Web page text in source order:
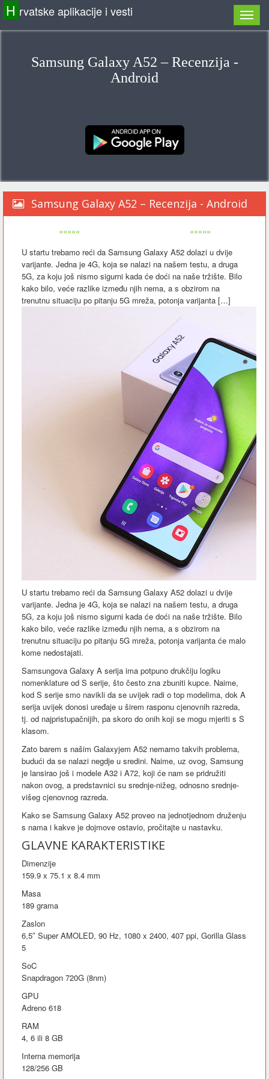
H rvatske aplikacije i vesti
Samsung Galaxy A52 – Recenzija -
Android
Samsung Galaxy A52 – Recenzija - Android
«««««
»»»»»
U startu trebamo reći da Samsung Galaxy A52 dolazi u dvije
varijante. Jedna je 4G, koja se nalazi na našem testu, a druga
5G, za koju još nismo sigurni kada će doći na naše tržište. Bilo
kako bilo, veće razlike između njih nema, a s obzirom na
trenutnu situaciju po pitanju 5G mreža, potonja varijanta […]
U startu trebamo reći da Samsung Galaxy A52 dolazi u dvije
varijante. Jedna je 4G, koja se nalazi na našem testu, a druga
5G, za koju još nismo sigurni kada će doći na naše tržište. Bilo
kako bilo, veće razlike između njih nema, a s obzirom na
trenutnu situaciju po pitanju 5G mreža, potonja varijanta će malo
kome nedostajati.
Samsungova Galaxy A serija ima potpuno drukčiju logiku
nomenklature od S serije, što često zna zbuniti kupce. Naime,
kod S serije smo navikli da se uvijek radi o top modelima, dok A
serija uvijek donosi uređaje u širem rasponu cjenovnih razreda,
tj. od najpristupačnijih, pa skoro do onih koji se mogu mjeriti s S
klasom.
Zato barem s našim Galaxyjem A52 nemamo takvih problema,
budući da se nalazi negdje u sredini. Naime, uz ovog, Samsung
je lansirao još i modele A32 i A72, koji će nam se pridružiti
nakon ovog, a predstavnici su srednje-nižeg, odnosno srednje-
višeg cjenovnog razreda.
Kako se Samsung Galaxy A52 proveo na jednotjednom druženju
s nama i kakve je dojmove ostavio, pročitajte u nastavku.
GLAVNE KARAKTERISTIKE
Dimenzije
159.9 x 75.1 x 8.4 mm
Masa
189 grama
Zaslon
6,5″ Super AMOLED, 90 Hz, 1080 x 2400, 407 ppi, Gorilla Glass
5
SoC
Snapdragon 720G (8nm)
GPU
Adreno 618
RAM
4, 6 ili 8 GB
Interna memorija
128/256 GB